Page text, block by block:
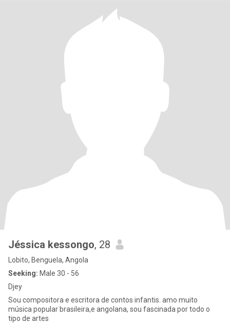
Jéssica kessongo, 28
Lobito, Benguela, Angola
Seeking: Male 30 - 56
Djey
Sou compositora e escritora de contos infantis. amo muito
música popular brasileira,e angolana, sou fascinada por todo o
tipo de artes